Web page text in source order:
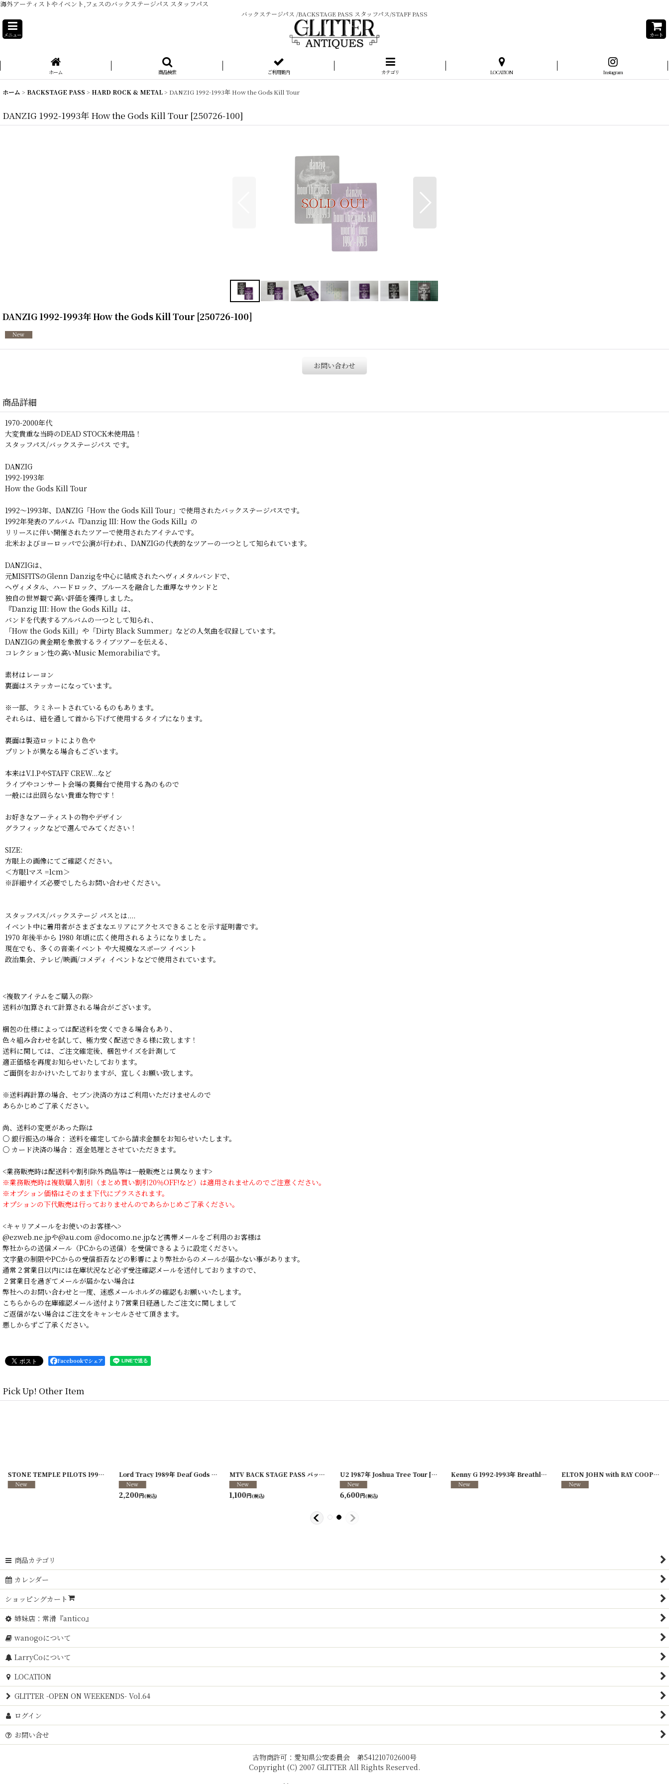
海外アーティストやイベント,フェスのバックステージパス スタッフパス
バックステージパス /BACKSTAGE PASS スタッフパス/STAFF PASS
メニュー カート
ホーム 商品検索 ご利用案内 カテゴリ LOCATION Instagram
ホーム > BACKSTAGE PASS > HARD ROCK & METAL> DANZIG 1992-1993年 How the Gods Kill Tour
DANZIG 1992-1993年 How the Gods Kill Tour [250726-100]
DANZIG 1992-1993年 How the Gods Kill Tour [250726-100]
お問い合わせ
商品詳細
1970-2000年代
大変貴重な当時のDEAD STOCK未使用品！
スタッフパス/バックステージパス です。
DANZIG
1992-1993年
How the Gods Kill Tour
1992〜1993年、DANZIG「How the Gods Kill Tour」で使用されたバックステージパスです。
1992年発表のアルバム『Danzig III: How the Gods Kill』の
リリースに伴い開催されたツアーで使用されたアイテムです。
北米およびヨーロッパで公演が行われ、DANZIGの代表的なツアーの一つとして知られています。
DANZIGは、
元MISFITSのGlenn Danzigを中心に結成されたヘヴィメタルバンドで、
ヘヴィメタル、ハードロック、ブルースを融合した重厚なサウンドと
独自の世界観で高い評価を獲得しました。
『Danzig III: How the Gods Kill』は、
バンドを代表するアルバムの一つとして知られ、
「How the Gods Kill」や「Dirty Black Summer」などの人気曲を収録しています。
DANZIGの黄金期を象徴するライブツアーを伝える、
コレクション性の高いMusic Memorabiliaです。
素材はレーヨン
裏面はステッカーになっています。
※一部、ラミネートされているものもあります。
それらは、紐を通して首から下げて使用するタイプになります。
裏面は製造ロットにより色や
プリントが異なる場合もございます。
本来はV.I.PやSTAFF CREW...など
ライブやコンサート会場の裏舞台で使用する為のもので
一般には出回らない貴重な物です！
お好きなアーティストの物やデザイン
グラフィックなどで選んでみてください！
SIZE:
方眼上の画像にてご確認ください。
＜方眼1マス =1cm＞
※詳細サイズ必要でしたらお問い合わせください。
スタッフパス/バックステージ パスとは....
イベント中に着用者がさまざまなエリアにアクセスできることを示す証明書です。
1970 年後半から 1980 年頃に広く使用されるようになりました 。
現在でも、多くの音楽イベント や大規模なスポーツ イベント
政治集会、テレビ/映画/コメディ イベントなどで使用されています。
<複数アイテムをご購入の際>
送料が加算されて計算される場合がございます。
梱包の仕様によっては配送料を安くできる場合もあり、
色々組み合わせを試して、極力安く配送できる様に致します！
送料に関しては、ご注文確定後、梱包サイズを計測して
適正価格を再度お知らせいたしております。
ご面倒をおかけいたしておりますが、宜しくお願い致します。
※送料再計算の場合、セブン決済の方はご利用いただけませんので
あらかじめご了承ください。
尚、送料の変更があった際は
○ 銀行振込の場合： 送料を確定してから請求金額をお知らせいたします。
○ カード決済の場合： 返金処理とさせていただきます。
<業務販売時は配送料や割引除外商品等は一般販売とは異なります>
※業務販売時は複数購入割引（まとめ買い割引20％OFF!など）は適用されませんのでご注意ください。
※オプション価格はそのまま下代にプラスされます。
オプションの下代販売は行っておりませんのであらかじめご了承ください。
<キャリアメールをお使いのお客様へ>
@ezweb.ne.jpや@au.com ＠docomo.ne.jpなど携帯メールをご利用のお客様は
弊社からの送信メール（PCからの送信）を受信できるように設定ください。
文字量の制限やPCからの受信拒否などの影響により弊社からのメールが届かない事があります。
通常２営業日以内には在庫状況など必ず受注確認メールを送付しておりますので、
２営業日を過ぎてメールが届かない場合は
弊社へのお問い合わせと一度、迷惑メールホルダの確認もお願いいたします。
こちらからの在庫確認メール送付より7営業日経過したご注文に関しまして
ご返信がない場合はご注文をキャンセルさせて頂きます。
悪しからずご了承ください。
Facebookでシェア
Pick Up! Other Item
[250117-70] STONE TEMPLE PILOTS 1996-1997年 TOUR96/97 [241216-11] Lord Tracy 1989年 Deaf Gods of Babylon Tour [ 250117-80]
2,200円(税込)
MTV BACK STAGE PASS バックステージパス/スタッフパス [250213-26]
1,100円(税込)
U2 1987年 Joshua Tree Tour[250726-08]
6,600円(税込)
Kenny G 1992-1993年 Breathless Tour [250117-127] ELTON JOHN with RAY COOPER 1995年 Evening Tour
商品カテゴリ
カレンダー
ショッピングカート
姉妹店：常滑『antico』
wanogoについて
LarryCoについて
LOCATION
GLITTER -OPEN ON WEEKENDS- Vol.64
ログイン
お問い合せ
古物商許可：愛知県公安委員会 弟541210702600号
Copyright (C) 2007 GLITTER All Rights Reserved.